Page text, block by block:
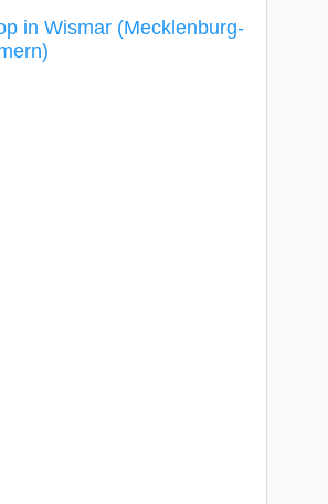
in Wismar (Mecklenburg-